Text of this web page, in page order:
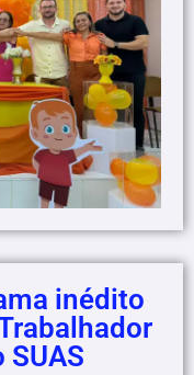
inédito